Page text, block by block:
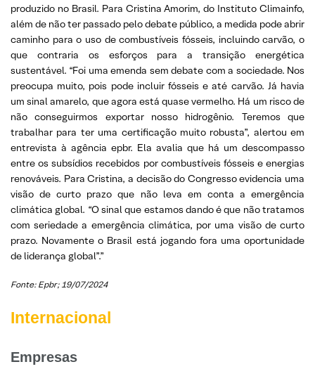
produzido no Brasil. Para Cristina Amorim, do Instituto Climainfo,
além de não ter passado pelo debate público, a medida pode abrir
caminho para o uso de combustíveis fósseis, incluindo carvão, o
que contraria os esforços para a transição energética
sustentável. “Foi uma emenda sem debate com a sociedade. Nos
preocupa muito, pois pode incluir fósseis e até carvão. Já havia
um sinal amarelo, que agora está quase vermelho. Há um risco de
não conseguirmos exportar nosso hidrogênio. Teremos que
trabalhar para ter uma certificação muito robusta”, alertou em
entrevista à agência epbr. Ela avalia que há um descompasso
entre os subsídios recebidos por combustíveis fósseis e energias
renováveis. Para Cristina, a decisão do Congresso evidencia uma
visão de curto prazo que não leva em conta a emergência
climática global. “O sinal que estamos dando é que não tratamos
com seriedade a emergência climática, por uma visão de curto
prazo. Novamente o Brasil está jogando fora uma oportunidade
de liderança global”.”
Fonte: Epbr; 19/07/2024
Internacional
Empresas